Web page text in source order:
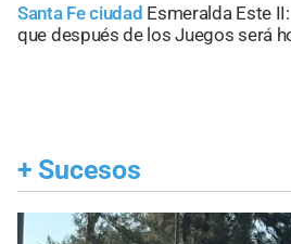
Santa Fe ciudad Esmeralda Este
que después de los Juegos será
+ Sucesos